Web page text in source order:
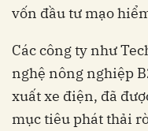
vốn đầu tư mạo
Các công ty như
nghệ nông nghiệp
xuất xe điện, đã
mục tiêu phát thải